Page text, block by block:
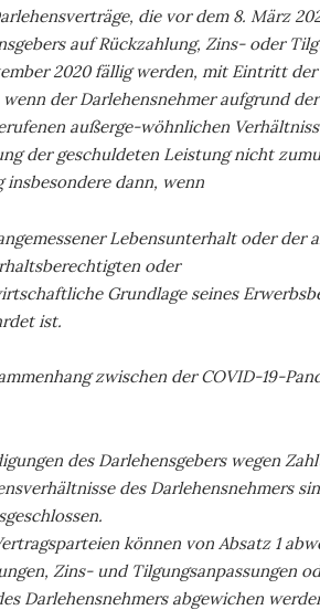
die vor dem 8. März
auf Rückzahlung, Zins- oder
2020 fällig werden, mit Eintritt
wenn der Darlehensnehmer aufgrund
außerge-wöhnlichen
der geschuldeten Leistung nicht
insbesondere dann, wenn
Lebensunterhalt oder der
oder
Grundlage seines
ist.
zwischen der COVID-19-
des Darlehensgebers wegen
des Darlehensnehmers
können von Absatz 1
Zins- und Tilgungsanpassungen
Darlehensnehmers abgewichen